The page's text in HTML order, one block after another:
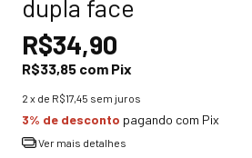
dupla face
R$34,90
R$33,85 com Pix
2 x de R$17,45 sem juros
3% de desconto pagando com Pix
Ver mais detalhes